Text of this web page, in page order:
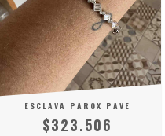
ESCLAVA PAROX PAVE
$323.506